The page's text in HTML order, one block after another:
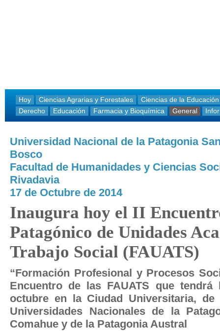
Hoy Ciencias Agrarias y Forestales
Ciencias de la Educación
Derecho
Educación Farmacia y Bioquímica General
Universidad Nacional de la Patagonia
Bosco
Facultad de Humanidades y Ciencias
Rivadavia
17 de Octubre de 2014
Inaugura hoy el II
Patagónico de Unidades
Trabajo Social (FAUATS)
“Formación Profesional y Procesos
Encuentro de las FAUATS que
octubre en la Ciudad Universitaria,
Universidades Nacionales de la
Comahue y de la Patagonia Austral